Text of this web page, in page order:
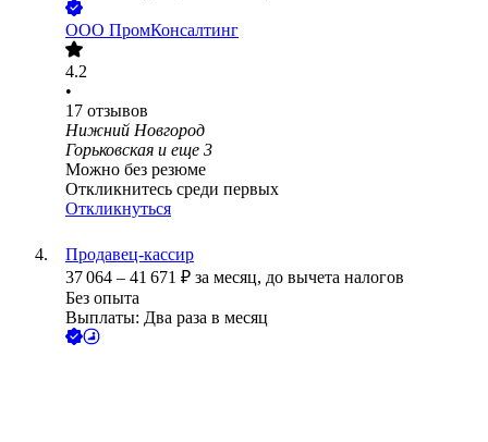
ООО ПромКонсалтинг
4.2
•
17 отзывов
Нижний Новгород
Горьковская и еще 3
Можно без резюме
Откликнитесь среди первых
Откликнуться
Продавец-кассир
37 064 – 41 671 ₽ за месяц, до вычета налогов
Без опыта
Выплаты: Два раза в месяц